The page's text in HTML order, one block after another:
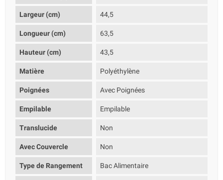
Largeur (cm) 44,5
Longueur (cm) 63,5
Hauteur (cm) 43,5
Matière Polyéthylène
Poignées Avec Poignées
Empilable Empilable
Translucide Non
Avec Couvercle Non
Type de Rangement Bac Alimentaire